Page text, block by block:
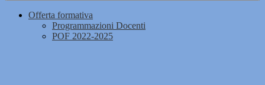
Offerta formativa
Programmazioni Docenti
POF 2022-2025